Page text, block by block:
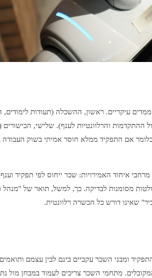
עיקריים. ראשון, ההשכלה (תעודות לימודים,
ההתקדמות והרלוונטיות לענף). שלישי,
אם התפקיד ממלא חוסר אמיתי בשוק העבודה
איחוד האמירויות: שכר ייחוס לפי תפקיד
מסומנות לבדיקה. כך, למשל, תואר של "מנהל
שאינו דורש כל הכשרה רלוונטית.
ומבני השכר עקביים בינם לבין עצמם
מתחמי השכר צריכים לעמוד במבחן מול